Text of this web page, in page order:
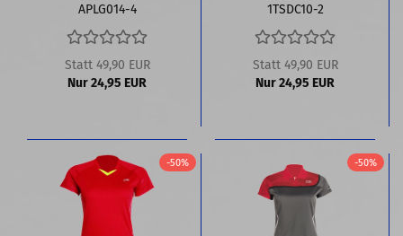
APLG014-4
Statt 49,90 EUR
Nur 24,95 EUR
1TSDC10-2
Statt 49,90 EUR
Nur 24,95 EUR
-50% -50%